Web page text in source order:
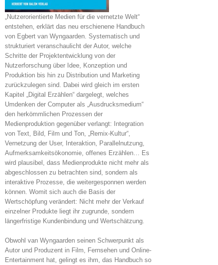
„Nutzerorientierte Medien für die vernetzte Welt“
entstehen, erklärt das neu erschienene Handbuch
von Egbert van Wyngaarden. Systematisch und
strukturiert veranschaulicht der Autor, welche
Schritte der Projektentwicklung von der
Nutzerforschung über Idee, Konzeption und
Produktion bis hin zu Distribution und Marketing
zurückzulegen sind. Dabei wird gleich im ersten
Kapitel „Digital Erzählen“ dargelegt, welches
Umdenken der Computer als „Ausdrucksmedium“
den herkömmlichen Prozessen der
Medienproduktion gegenüber verlangt: Integration
von Text, Bild, Film und Ton, „Remix-Kultur“,
Vernetzung der User, Interaktion, Parallelnutzung,
Aufmerksamkeitsökonomie, offenes Erzählen… Es
wird plausibel, dass Medienprodukte nicht mehr als
abgeschlossen zu betrachten sind, sondern als
interaktive Prozesse, die weitergesponnen werden
können. Womit sich auch die Basis der
Wertschöpfung verändert: Nicht mehr der Verkauf
einzelner Produkte liegt ihr zugrunde, sondern
längerfristige Kundenbindung und Wertschätzung.
Obwohl van Wyngaarden seinen Schwerpunkt als
Autor und Produzent in Film, Fernsehen und Online-
Entertainment hat, gelingt es ihm, das Handbuch so